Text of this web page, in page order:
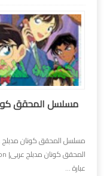
عبارة ...